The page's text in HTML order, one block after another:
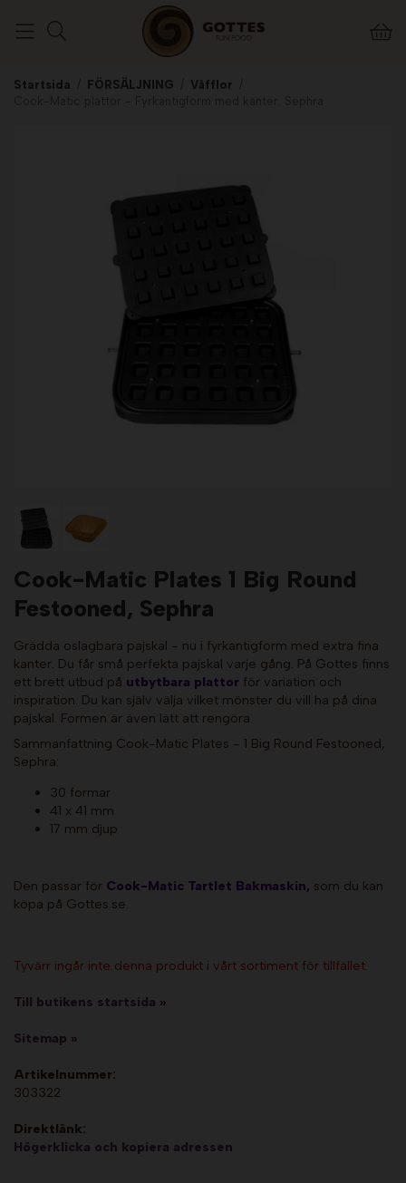
Startsida FÖRSÄLJNING Våfflor
Cook-Matic Plates 1 Big Round
Festooned, Sephra
Grädda oslagbara pajskal - nu i fyrkantigform med extra fina
kanter. Du får små perfekta pajskal varje gång. På Gottes finns
ett brett utbud på utbytbara plattor för variation och
inspiration. Du kan själv välja vilket mönster du vill ha på dina
pajskal. Formen är även lätt att rengöra.
Sammanfattning Cook-Matic Plates - 1 Big Round Festooned,
Sephra:
30 formar
41 x 41 mm
17 mm djup
Den passar för Cook-Matic Tartlet Bakmaskin, som du kan
köpa på Gottes.se.
Tyvärr ingår inte denna produkt i vårt sortiment för tillfället.
Till butikens startsida »
Sitemap »
Artikelnummer:
303322
Direktlänk:
Högerklicka och kopiera adressen